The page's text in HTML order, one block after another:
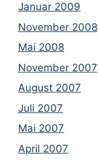
Januar 2009
November 2008
Mai 2008
November 2007
August 2007
Juli 2007
Mai 2007
April 2007